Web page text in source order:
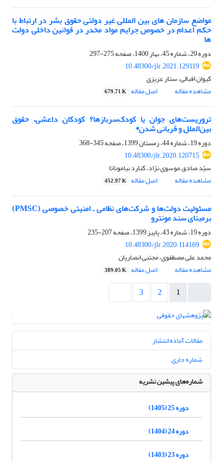
مواضع سازمان های بین المللی غیر دولتی حقوق بشر در ارتباط با
حکم اعدام در خصوص جرایم مواد مخدر در قوانین داخلی دولت
ها
دوره 20، شماره 45، بهار 1400، صفحه
275-297
10.48300/jlr.2021.129119
کیوان اقبالی، ستار عزیزی
مشاهده مقاله
اصل مقاله 679.71 K
تروریست‌های جوان یا کودک‌سربازها؟ کودکان داعشی، حقوق
بین‌الملل و قربانی شدن*
دوره 19، شماره 44، زمستان 1399، صفحه
345-368
10.48300/jlr.2020.120715
سیّد صادق موسوی نژاد، کنارد نیاموتاتا
مشاهده مقاله
اصل مقاله 452.97 K
مسئولیت دولت‌ها و شرکت‌های نظامی ـ امنیتی خصوصی (PMSC)
برمبنای سند مونترو‬‬‬‬
دوره 19، شماره 43، پاییز 1399، صفحه
207-235
10.48300/jlr.2020.114169
محمد علی مصطفوی، مجتبی انصاریان
مشاهده مقاله
اصل مقاله 389.05 K
1
2
3
مقالات آماده انتشار
شماره جاری
شماره‌های پیشین نشریه
دوره 25 (1405)
دوره 24 (1404)
دوره 23 (1403)